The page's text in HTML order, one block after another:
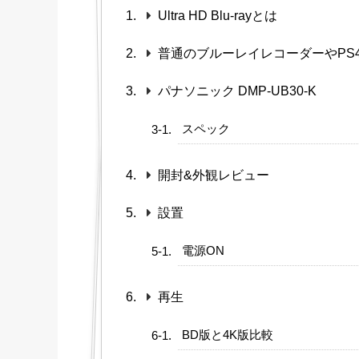
Ultra HD Blu-rayとは
普通のブルーレイレコーダーや
パナソニック DMP-UB30-K
スペック
開封&外観レビュー
設置
電源ON
再生
BD版と4K版比較